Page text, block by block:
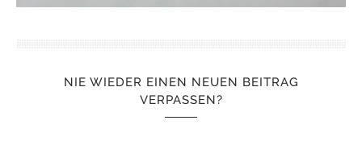
NIE WIEDER EINEN NEUEN BEITRAG
VERPASSEN?